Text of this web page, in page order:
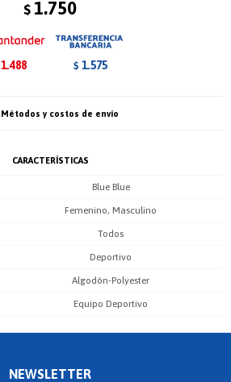
$ 1.750
1.488 $ 1.575
Métodos y costos de envío
CARACTERÍSTICAS
Blue Blue
Femenino, Masculino
Todos
Deportivo
Algodón-Polyester
Equipo Deportivo
NEWSLETTER